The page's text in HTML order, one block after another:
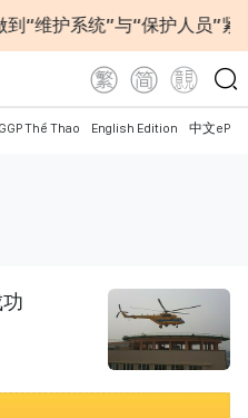
“维护系统”与“保护人员”紧
Thể Thao English Edition 中文